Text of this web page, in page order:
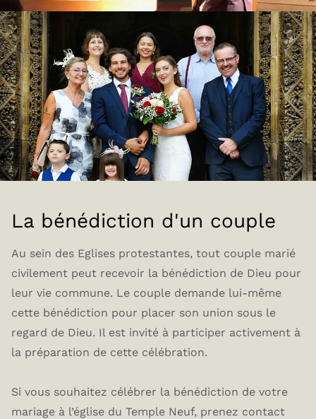
La bénédiction d'un couple
Au sein des Eglises protestantes, tout couple marié
civilement peut recevoir la bénédiction de Dieu pour
leur vie commune. Le couple demande lui-même
cette bénédiction pour placer son union sous le
regard de Dieu. Il est invité à participer activement à
la préparation de cette célébration.
Si vous souhaitez célébrer la bénédiction de votre
mariage à l’église du Temple Neuf, prenez contact